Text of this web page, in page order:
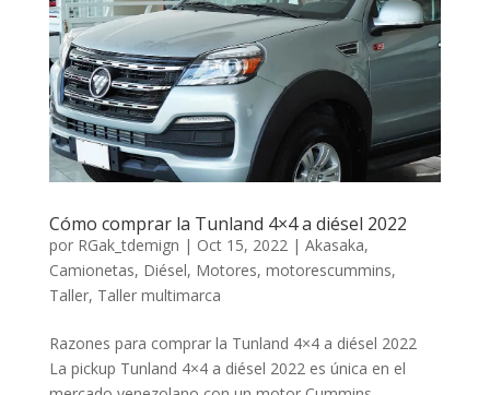
Cómo comprar la Tunland 4×4 a diésel 2022
por RGak_tdemign | Oct 15, 2022 | Akasaka,
Camionetas, Diésel, Motores, motorescummins,
Taller, Taller multimarca
Razones para comprar la Tunland 4×4 a diésel 2022
La pickup Tunland 4×4 a diésel 2022 es única en el